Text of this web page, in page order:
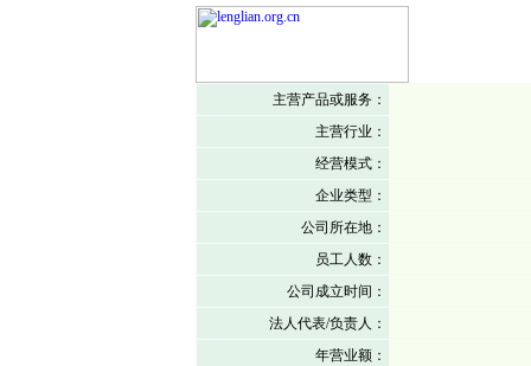
主营产品或服务：
主营行业：
经营模式：
企业类型：
公司所在地：
员工人数：
公司成立时间：
法人代表/负责人：
年营业额：